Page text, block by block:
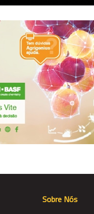
Sobre Nós